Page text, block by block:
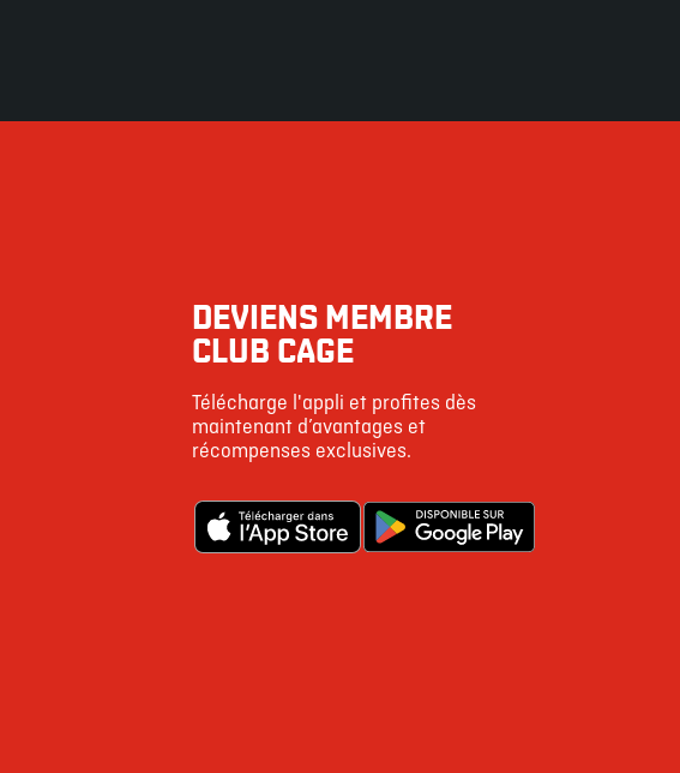
DEVIENS MEMBRE
CLUB CAGE
Télécharge l'appli et profites dès
maintenant d’avantages et
récompenses exclusives.